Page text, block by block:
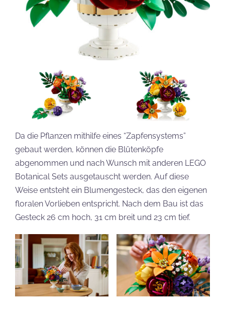
Da die Pflanzen mithilfe eines “Zapfensystems”
gebaut werden, können die Blütenköpfe
abgenommen und nach Wunsch mit anderen LEGO
Botanical Sets ausgetauscht werden. Auf diese
Weise entsteht ein Blumengesteck, das den eigenen
floralen Vorlieben entspricht. Nach dem Bau ist das
Gesteck 26 cm hoch, 31 cm breit und 23 cm tief.